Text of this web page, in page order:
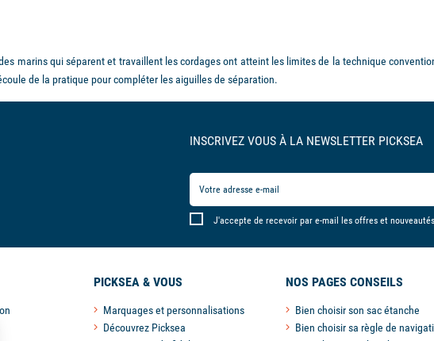
marins qui séparent et travaillent les cordages ont atteint les limites de la technique
de la pratique pour compléter les aiguilles de séparation.
INSCRIVEZ VOUS À LA NEWSLETTER PICKSEA
J'accepte de recevoir par e-mail les offres et
PICKSEA & VOUS
Marquages et personnalisations
Découvrez Picksea
NOS PAGES CONSEILS
Bien choisir son sac étanche
Bien choisir sa règle de